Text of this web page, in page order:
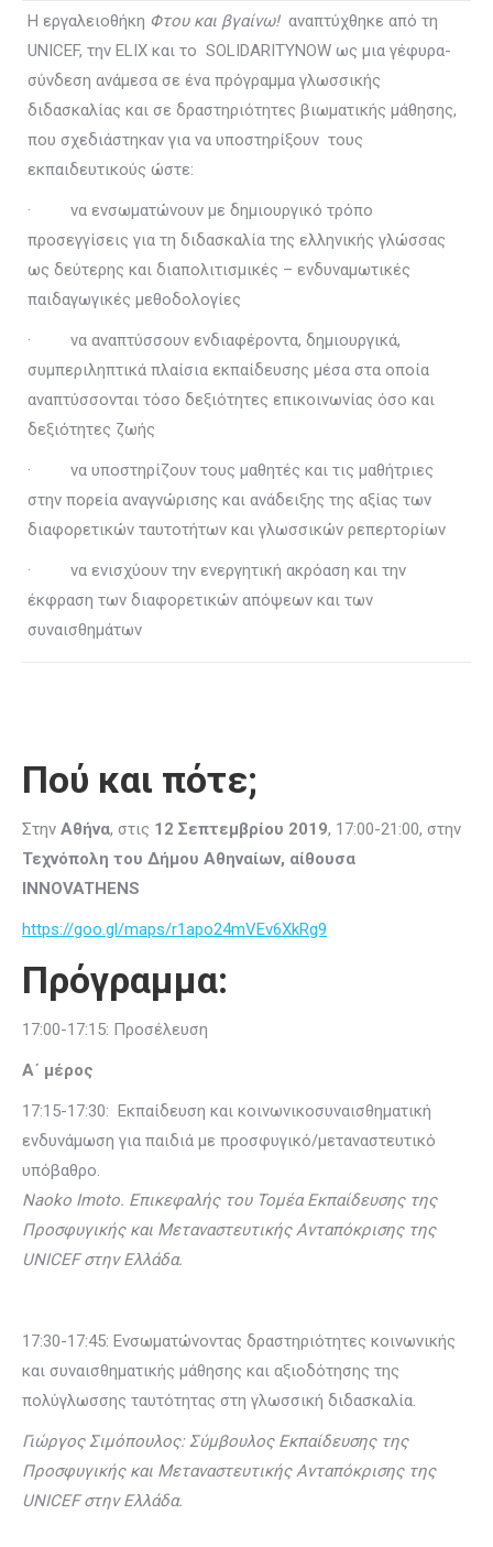
Η εργαλειοθήκη Φτου και βγαίνω! αναπτύχθηκε από τη
UNICEF, την ELIX και το SOLIDARITYNOW ως μια γέφυρα-
σύνδεση ανάμεσα σε ένα πρόγραμμα γλωσσικής
διδασκαλίας και σε δραστηριότητες βιωματικής μάθησης,
που σχεδιάστηκαν για να υποστηρίξουν τους
εκπαιδευτικούς ώστε:
· να ενσωματώνουν με δημιουργικό τρόπο
προσεγγίσεις για τη διδασκαλία της ελληνικής γλώσσας
ως δεύτερης και διαπολιτισμικές – ενδυναμωτικές
παιδαγωγικές μεθοδολογίες
· να αναπτύσσουν ενδιαφέροντα, δημιουργικά,
συμπεριληπτικά πλαίσια εκπαίδευσης μέσα στα οποία
αναπτύσσονται τόσο δεξιότητες επικοινωνίας όσο και
δεξιότητες ζωής
· να υποστηρίζουν τους μαθητές και τις μαθήτριες
στην πορεία αναγνώρισης και ανάδειξης της αξίας των
διαφορετικών ταυτοτήτων και γλωσσικών ρεπερτορίων
· να ενισχύουν την ενεργητική ακρόαση και την
έκφραση των διαφορετικών απόψεων και των
συναισθημάτων
Πού και πότε;
Στην Αθήνα, στις 12 Σεπτεμβρίου 2019, 17:00-21:00, στην
Τεχνόπολη του Δήμου Αθηναίων, αίθουσα
ΙΝΝΟVATHENS
https://goo.gl/maps/r1apo24mVEv6XkRg9
Πρόγραμμα:
17:00-17:15: Προσέλευση
Α΄ μέρος
17:15-17:30: Εκπαίδευση και κοινωνικοσυναισθηματική
ενδυνάμωση για παιδιά με προσφυγικό/μεταναστευτικό
υπόβαθρο.
Naoko Imoto. Επικεφαλής του Τομέα Εκπαίδευσης της
Προσφυγικής και Μεταναστευτικής Ανταπόκρισης της
UNICEFστην Ελλάδα.
17:30-17:45: Ενσωματώνοντας δραστηριότητες κοινωνικής
και συναισθηματικής μάθησης και αξιοδότησης της
πολύγλωσσης ταυτότητας στη γλωσσική διδασκαλία.
Γιώργος Σιμόπουλος: Σύμβουλος Εκπαίδευσης της
Προσφυγικής και Μεταναστευτικής Ανταπόκρισης της
UNICEFστην Ελλάδα.